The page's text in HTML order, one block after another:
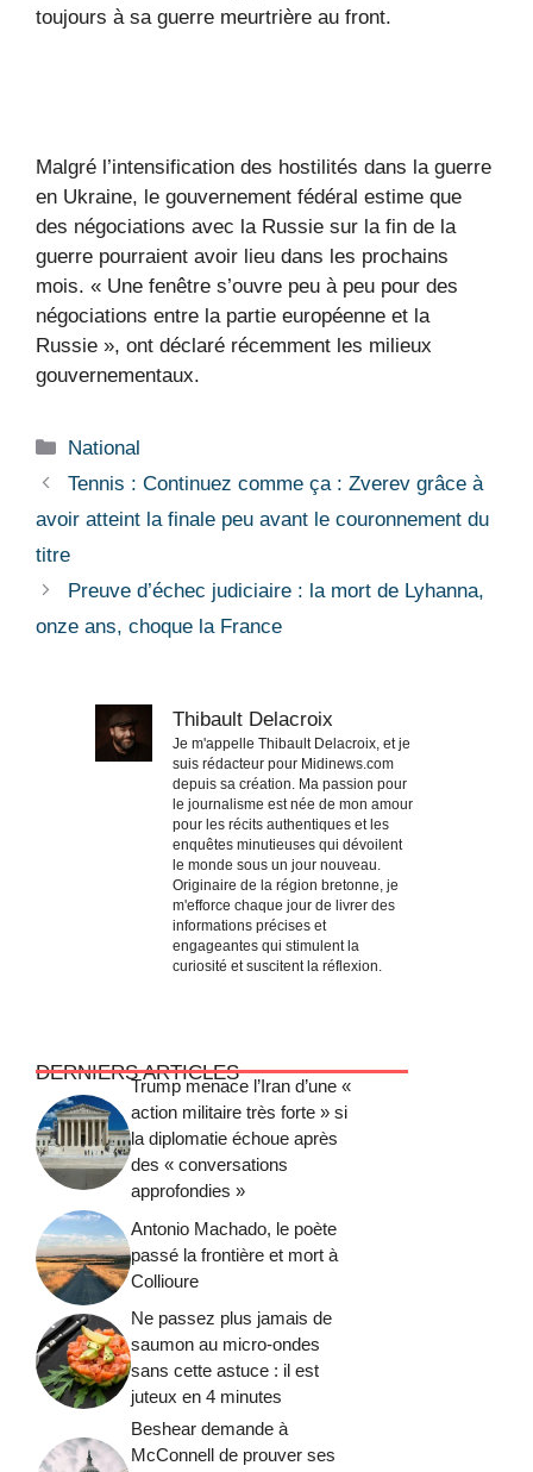
toujours à sa guerre meurtrière au front.
Malgré l’intensification des hostilités dans la guerre
en Ukraine, le gouvernement fédéral estime que
des négociations avec la Russie sur la fin de la
guerre pourraient avoir lieu dans les prochains
mois. « Une fenêtre s’ouvre peu à peu pour des
négociations entre la partie européenne et la
Russie », ont déclaré récemment les milieux
gouvernementaux.
Catégories
National
Tennis : Continuez comme ça : Zverev grâce à
avoir atteint la finale peu avant le couronnement du
titre
Preuve d’échec judiciaire : la mort de Lyhanna,
onze ans, choque la France
Thibault Delacroix
Je m'appelle Thibault Delacroix, et je
suis rédacteur pour Midinews.com
depuis sa création. Ma passion pour
le journalisme est née de mon amour
pour les récits authentiques et les
enquêtes minutieuses qui dévoilent
le monde sous un jour nouveau.
Originaire de la région bretonne, je
m'efforce chaque jour de livrer des
informations précises et
engageantes qui stimulent la
curiosité et suscitent la réflexion.
DERNIERS ARTICLES
Trump menace l’Iran d’une «
action militaire très forte » si
la diplomatie échoue après
des « conversations
approfondies »
Antonio Machado, le poète
passé la frontière et mort à
Collioure
Ne passez plus jamais de
saumon au micro-ondes
sans cette astuce : il est
juteux en 4 minutes
Beshear demande à
McConnell de prouver ses